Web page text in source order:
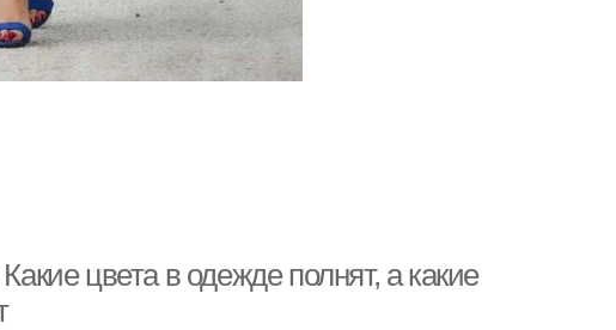
цвета в одежде полнят, а какие